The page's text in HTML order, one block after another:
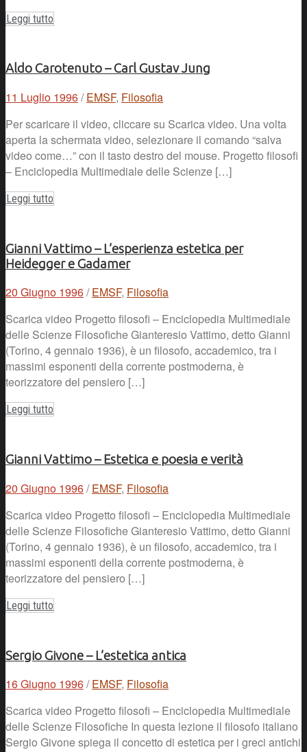
Leggi tutto
Aldo Carotenuto – Carl Gustav Jung
11 Luglio 1996/ EMSF, Filosofia
Per scaricare il video, cliccare su Scarica video. Una volta
aperta la schermata video, selezionare il comando “salva
video come…” con il tasto destro del mouse. Progetto filosofi
– Enciclopedia Multimediale delle Scienze […]
Leggi tutto
Gianni Vattimo – L’esperienza estetica per
Heidegger e Gadamer
20 Giugno 1996/ EMSF, Filosofia
Scarica video Progetto filosofi – Enciclopedia Multimediale
delle Scienze Filosofiche Gianteresio Vattimo, detto Gianni
(Torino, 4 gennaio 1936), è un filosofo, accademico, tra i
massimi esponenti della corrente postmoderna, è
teorizzatore del pensiero […]
Leggi tutto
Gianni Vattimo – Estetica e poesia e verità
20 Giugno 1996/ EMSF, Filosofia
Scarica video Progetto filosofi – Enciclopedia Multimediale
delle Scienze Filosofiche Gianteresio Vattimo, detto Gianni
(Torino, 4 gennaio 1936), è un filosofo, accademico, tra i
massimi esponenti della corrente postmoderna, è
teorizzatore del pensiero […]
Leggi tutto
Sergio Givone – L’estetica antica
16 Giugno 1996/ EMSF, Filosofia
Scarica video Progetto filosofi – Enciclopedia Multimediale
delle Scienze Filosofiche In questa lezione il filosofo italiano
Sergio Givone spiega il concetto di estetica per i greci antichi